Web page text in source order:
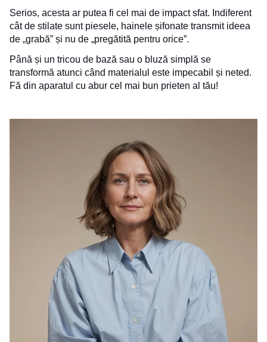
Serios, acesta ar putea fi cel mai de impact sfat. Indiferent
cât de stilate sunt piesele, hainele șifonate transmit ideea
de „grabă” și nu de „pregătită pentru orice”.
Până și un tricou de bază sau o bluză simplă se
transformă atunci când materialul este impecabil și neted.
Fă din aparatul cu abur cel mai bun prieten al tău!